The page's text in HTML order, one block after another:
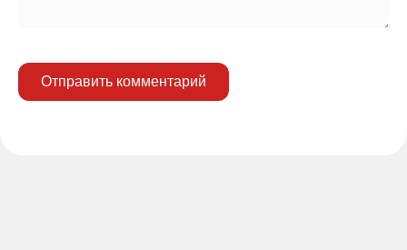
Отправить комментарий